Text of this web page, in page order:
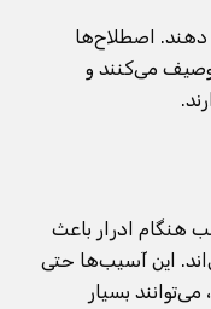
اصطلاح‌ها
می‌کنند و
ادرار باعث
این آسیب‌ها حتی
بسیار